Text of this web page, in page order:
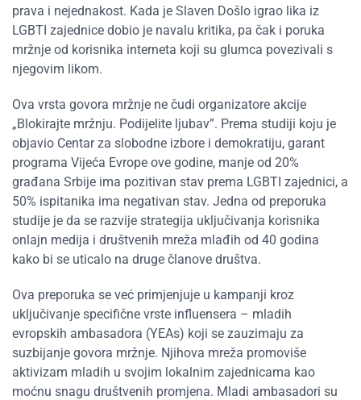
prava i nejednakost. Kada je Slaven Došlo igrao lika iz
LGBTI zajednice dobio je navalu kritika, pa čak i poruka
mržnje od korisnika interneta koji su glumca povezivali s
njegovim likom.
Ova vrsta govora mržnje ne čudi organizatore akcije
„Blokirajte mržnju. Podijelite ljubav”. Prema studiji koju je
objavio Centar za slobodne izbore i demokratiju, garant
programa Vijeća Evrope ove godine, manje od 20%
građana Srbije ima pozitivan stav prema LGBTI zajednici, a
50% ispitanika ima negativan stav. Jedna od preporuka
studije je da se razvije strategija uključivanja korisnika
onlajn medija i društvenih mreža mlađih od 40 godina
kako bi se uticalo na druge članove društva.
Ova preporuka se već primjenjuje u kampanji kroz
uključivanje specifične vrste influensera – mladih
evropskih ambasadora (YEAs) koji se zauzimaju za
suzbijanje govora mržnje. Njihova mreža promoviše
aktivizam mladih u svojim lokalnim zajednicama kao
moćnu snagu društvenih promjena. Mladi ambasadori su